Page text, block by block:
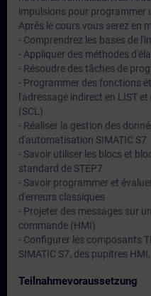
impulsions pour programmer
Après le cours vous serez en
- Comprendrez les bases de
- Appliquer des méthodes
- Résoudre des tâches de
- Programmer des fonctions
l'adressage indirect en LIST
(SCL).
- Réaliser la gestion des
d'automatisation SIMATIC S7
- Savoir utiliser les blocs et
standard de STEP7
- Savoir programmer et
d'erreurs classiques
- Projeter des messages sur
commande (HMI)
- Configurer les composants
SIMATIC S7, des pupitres HMI,
Teilnahmevoraussetzung